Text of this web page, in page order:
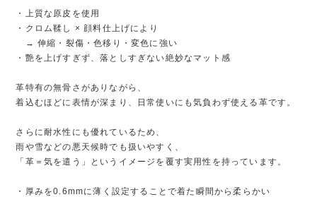
・上質な原皮を使用
・クロム鞣し × 顔料仕上げにより
→ 伸縮・裂傷・色移り・変色に強い
・艶を上げすぎず、落としすぎない絶妙なマット感
革特有の無骨さがありながら、
着込むほどに表情が深まり、日常使いにも気負わず使える革です。
さらに耐水性にも優れているため、
雨や雪などの悪天候時でも扱いやすく、
「革＝気を遣う」というイメージを覆す実用性を持っています。
・厚みを0.6mmに薄く設定することで着た瞬間から柔らかい